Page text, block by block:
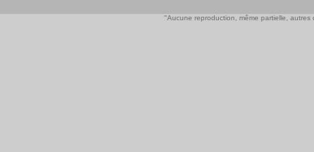
"Aucune reproduction, même partielle,